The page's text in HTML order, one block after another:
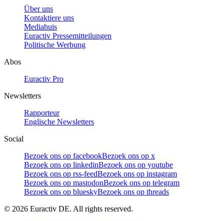
Über uns
Kontaktiere uns
Mediahuis
Euractiv Pressemitteilungen
Politische Werbung
Abos
Euractiv Pro
Newsletters
Rapporteur
Englische Newsletters
Social
Bezoek ons op facebookBezoek ons op x
Bezoek ons op linkedinBezoek ons op youtube
Bezoek ons op rss-feedBezoek ons op instagram
Bezoek ons op mastodonBezoek ons op telegram
Bezoek ons op blueskyBezoek ons op threads
© 2026 Euractiv DE. All rights reserved.